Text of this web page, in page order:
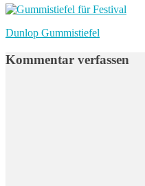
Beitragsnavigation
Vorheriger
Dunlop Gummistiefel
Kommentar verfassen